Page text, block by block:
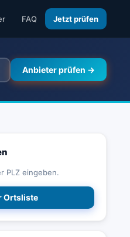
FAQ Jetzt prüfen
Anbieter prüfen →
PLZ eingeben.
Ortsliste